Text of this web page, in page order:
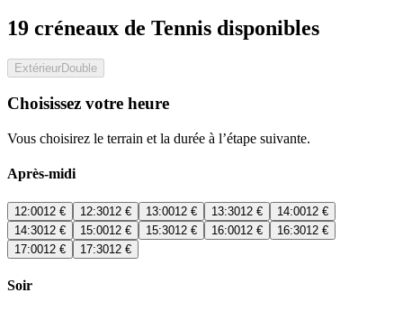
19 créneaux de Tennis disponibles
ExtérieurDouble
Choisissez votre heure
Vous choisirez le terrain et la durée à l’étape suivante.
Après-midi
12:0012 € 12:3012 € 13:0012 € 13:3012 € 14:0012 €
14:3012 € 15:0012 € 15:3012 € 16:0012 € 16:3012 €
17:0012 € 17:3012 €
Soir